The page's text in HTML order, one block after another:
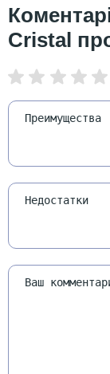
Cristal